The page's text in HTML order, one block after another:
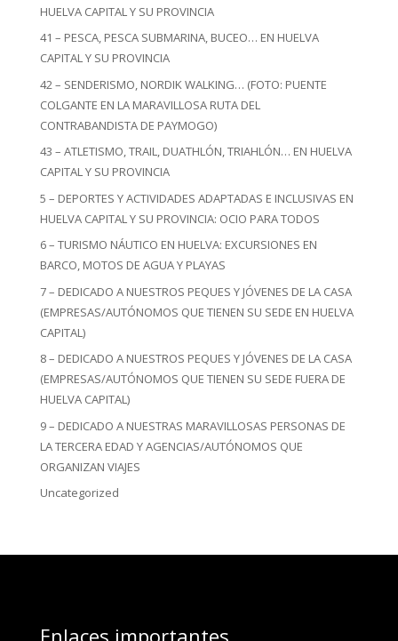
HUELVA CAPITAL Y SU PROVINCIA
41 – PESCA, PESCA SUBMARINA, BUCEO… EN HUELVA
CAPITAL Y SU PROVINCIA
42 – SENDERISMO, NORDIK WALKING… (FOTO: PUENTE
COLGANTE EN LA MARAVILLOSA RUTA DEL
CONTRABANDISTA DE PAYMOGO)
43 – ATLETISMO, TRAIL, DUATHLÓN, TRIAHLÓN… EN HUELVA
CAPITAL Y SU PROVINCIA
5 – DEPORTES Y ACTIVIDADES ADAPTADAS E INCLUSIVAS EN
HUELVA CAPITAL Y SU PROVINCIA: OCIO PARA TODOS
6 – TURISMO NÁUTICO EN HUELVA: EXCURSIONES EN
BARCO, MOTOS DE AGUA Y PLAYAS
7 – DEDICADO A NUESTROS PEQUES Y JÓVENES DE LA CASA
(EMPRESAS/AUTÓNOMOS QUE TIENEN SU SEDE EN HUELVA
CAPITAL)
8 – DEDICADO A NUESTROS PEQUES Y JÓVENES DE LA CASA
(EMPRESAS/AUTÓNOMOS QUE TIENEN SU SEDE FUERA DE
HUELVA CAPITAL)
9 – DEDICADO A NUESTRAS MARAVILLOSAS PERSONAS DE
LA TERCERA EDAD Y AGENCIAS/AUTÓNOMOS QUE
ORGANIZAN VIAJES
Uncategorized
Enlaces importantes